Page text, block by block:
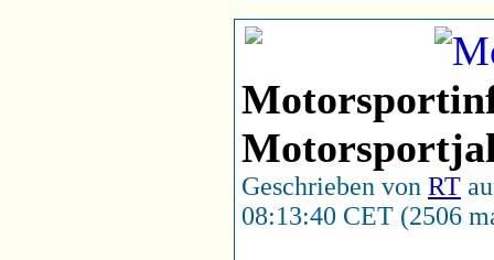
Geschrieben von RT
08:13:40 CET (2506